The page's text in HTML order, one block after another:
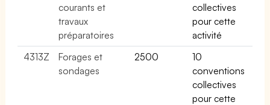
courants et
travaux
préparatoires
collectives
pour cette
activité
4313Z
Forages et
sondages
2500
10
conventions
collectives
pour cette